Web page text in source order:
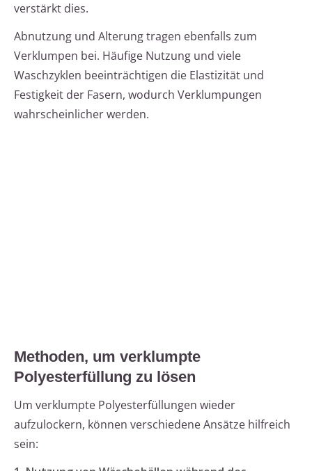
verstärkt dies.
Abnutzung und Alterung tragen ebenfalls zum
Verklumpen bei. Häufige Nutzung und viele
Waschzyklen beeinträchtigen die Elastizität und
Festigkeit der Fasern, wodurch Verklumpungen
wahrscheinlicher werden.
Methoden, um verklumpte
Polyesterfüllung zu lösen
Um verklumpte Polyesterfüllungen wieder
aufzulockern, können verschiedene Ansätze hilfreich
sein: